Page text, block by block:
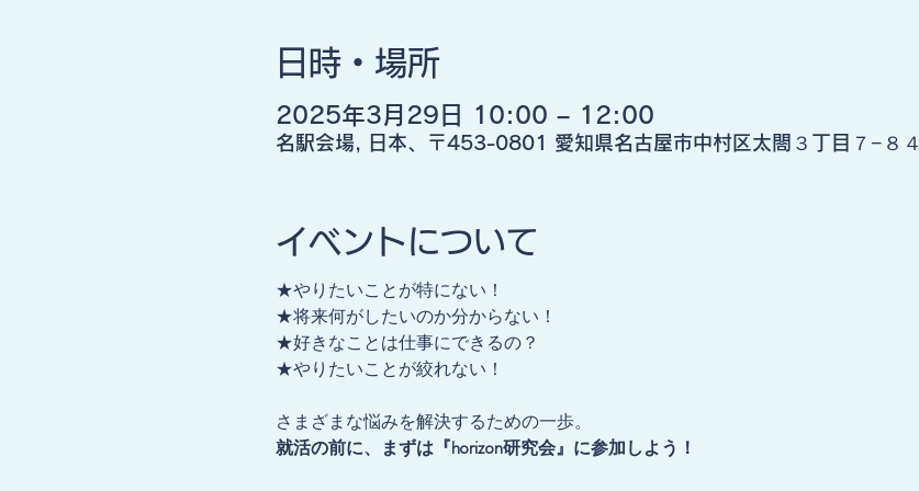
日時・場所
2025年3月29日 10:00 – 12:00
名駅会場, 日本、〒453-0801 愛知県名古屋市中村区太閤３丁目７−８４
イベントについて
★やりたいことが特にない！
★将来何がしたいのか分からない！
★好きなことは仕事にできるの？
★やりたいことが絞れない！
さまざまな悩みを解決するための一歩。
就活の前に、まずは『horizon研究会』に参加しよう！